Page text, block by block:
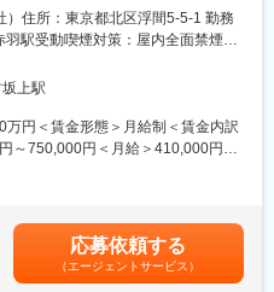
プ会社の業務を幅広く経験しなが
。
で在宅勤務可、年間休日125日と働
ど、経営に近いキャリアアップが
プロセスの決定
開発時や製造工程変更時に、原薬
製造担当者など関係部署と協働
を決定します。
試験、理化学試験、微生物試験）に
：
たキャリアをご用意します。試験
人財だけでなく，早期にラボのリ
）住所：東京都北区浮間5-5-1 勤務
駅受動喫煙対策：屋内全面禁煙変
上駅
万円＜賃金形態＞月給制＜賃金内訳
～750,000円＜月給＞410,000円～
35歳（月給45万円+賞与+各種手
額であり、選考を通じて上下する
は固定手当を含めた表記です。
応募依頼する
（エージェントサービス）